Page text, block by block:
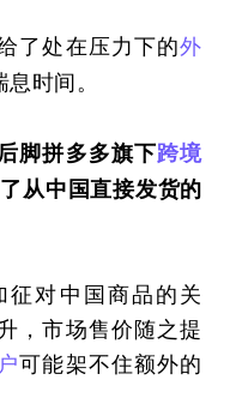
了处在压力下的外
时间。
脚拼多多旗下跨境
从中国直接发货的
征对中国商品的关
，市场售价随之提
可能架不住额外的